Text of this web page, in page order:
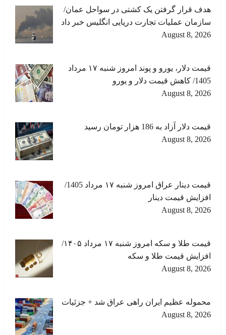
هدف قرار گرفتن یک کشتی در سواحل عمان/
سازمان عملیات تجارت دریایی انگلیس خبر داد
August 8, 2026
قیمت دلار، یورو و پوند امروز شنبه ۱۷ مرداد
1405/ کاهش قیمت دلار و یورو
August 8, 2026
قیمت دلار آزاد به 186 هزار تومان رسید
August 8, 2026
قیمت دینار عراق امروز شنبه ۱۷ مرداد 1405/
افزایش قیمت دینار
August 8, 2026
قیمت طلا و سکه امروز شنبه ۱۷ مرداد ۱۴۰۵/
افزایش قیمت طلا و سکه
August 8, 2026
محموله عظیم ایران راهی عراق شد + جزئیات
August 8, 2026